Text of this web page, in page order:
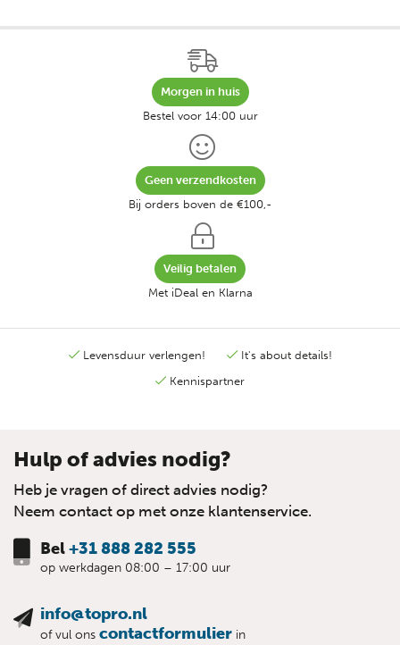
Morgen in huis
Bestel voor 14:00 uur
Geen verzendkosten
Bij orders boven de €100,-
Veilig betalen
Met iDeal en Klarna
Levensduur verlengen!
It's about details!
Kennispartner
Hulp of advies nodig?
Heb je vragen of direct advies nodig?
Neem contact op met onze klantenservice.
Bel+31 888 282 555
op werkdagen 08:00 – 17:00 uur
info@topro.nl
of vul ons contactformulier in